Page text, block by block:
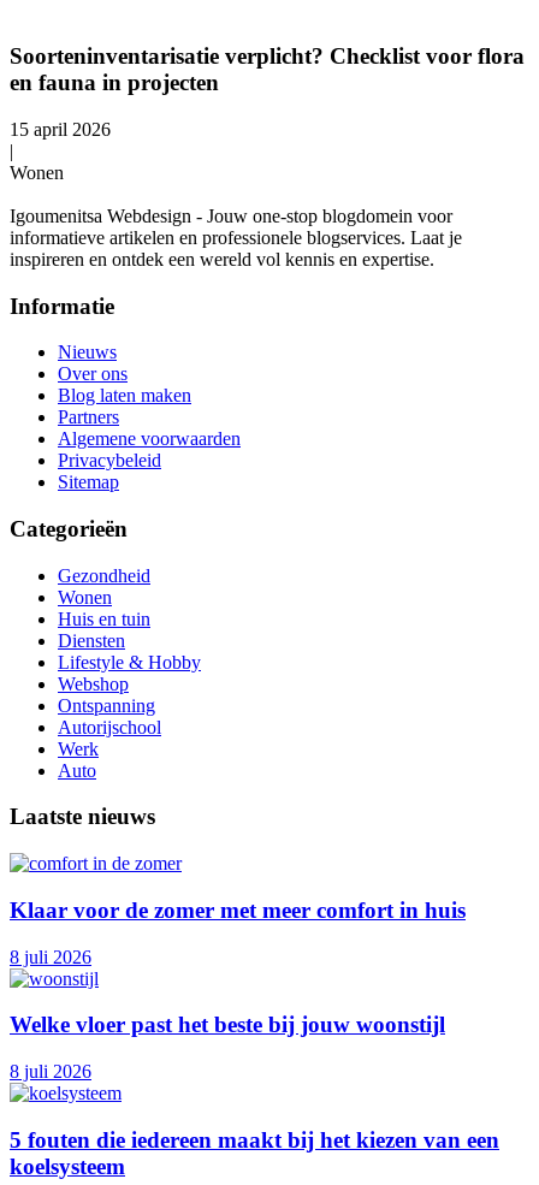
Soorteninventarisatie verplicht? Checklist voor flora
en fauna in projecten
15 april 2026
|
Wonen
Igoumenitsa Webdesign - Jouw one-stop blogdomein voor
informatieve artikelen en professionele blogservices. Laat je
inspireren en ontdek een wereld vol kennis en expertise.
Informatie
Nieuws
Over ons
Blog laten maken
Partners
Algemene voorwaarden
Privacybeleid
Sitemap
Categorieën
Gezondheid
Wonen
Huis en tuin
Diensten
Lifestyle & Hobby
Webshop
Ontspanning
Autorijschool
Werk
Auto
Laatste nieuws
Klaar voor de zomer met meer comfort in huis
8 juli 2026
Welke vloer past het beste bij jouw woonstijl
8 juli 2026
5 fouten die iedereen maakt bij het kiezen van een
koelsysteem